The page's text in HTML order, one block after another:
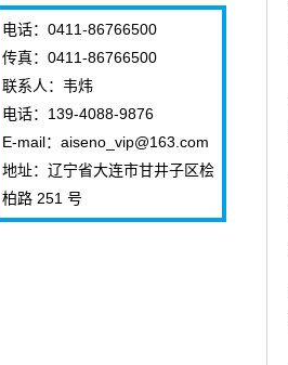
电话：0411-86766500
传真：0411-86766500
联系人：韦炜
电话：139-4088-9876
E-mail：aiseno_vip@163.com
地址：辽宁省大连市甘井子区桧
柏路 251 号